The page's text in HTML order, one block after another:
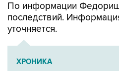
По информации
последствий.
уточняется.
ХРОНИКА